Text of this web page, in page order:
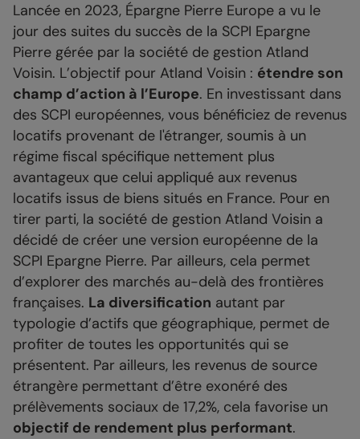
Lancée en 2023, Épargne Pierre Europe a vu le
jour des suites du succès de la SCPI Epargne
Pierre gérée par la société de gestion Atland
Voisin. L’objectif pour Atland Voisin : étendre son
champ d’action à l’Europe. En investissant dans
des SCPI européennes, vous bénéficiez de revenus
locatifs provenant de l'étranger, soumis à un
régime fiscal spécifique nettement plus
avantageux que celui appliqué aux revenus
locatifs issus de biens situés en France. Pour en
tirer parti, la société de gestion Atland Voisin a
décidé de créer une version européenne de la
SCPI Epargne Pierre. Par ailleurs, cela permet
d’explorer des marchés au-delà des frontières
françaises. La diversification autant par
typologie d’actifs que géographique, permet de
profiter de toutes les opportunités qui se
présentent. Par ailleurs, les revenus de source
étrangère permettant d’être exonéré des
prélèvements sociaux de 17,2%, cela favorise un
objectif de rendement plus performant.